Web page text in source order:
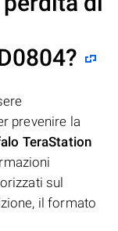
?
prevenire la
TeraStation
sul
il formato